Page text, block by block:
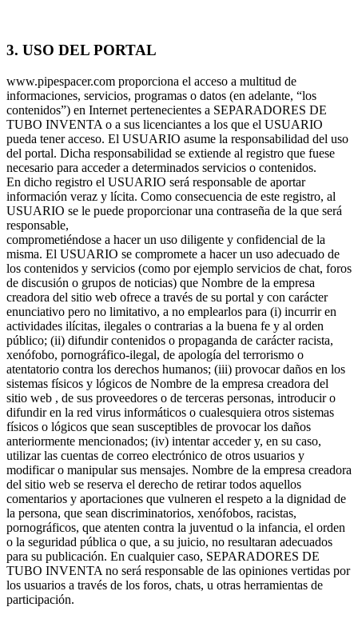
3. USO DEL PORTAL
www.pipespacer.com proporciona el acceso a multitud de
informaciones, servicios, programas o datos (en adelante, “los
contenidos”) en Internet pertenecientes a SEPARADORES DE
TUBO INVENTA o a sus licenciantes a los que el USUARIO
pueda tener acceso. El USUARIO asume la responsabilidad del uso
del portal. Dicha responsabilidad se extiende al registro que fuese
necesario para acceder a determinados servicios o contenidos.
En dicho registro el USUARIO será responsable de aportar
información veraz y lícita. Como consecuencia de este registro, al
USUARIO se le puede proporcionar una contraseña de la que será
responsable,
comprometiéndose a hacer un uso diligente y confidencial de la
misma. El USUARIO se compromete a hacer un uso adecuado de
los contenidos y servicios (como por ejemplo servicios de chat, foros
de discusión o grupos de noticias) que Nombre de la empresa
creadora del sitio web ofrece a través de su portal y con carácter
enunciativo pero no limitativo, a no emplearlos para (i) incurrir en
actividades ilícitas, ilegales o contrarias a la buena fe y al orden
público; (ii) difundir contenidos o propaganda de carácter racista,
xenófobo, pornográfico-ilegal, de apología del terrorismo o
atentatorio contra los derechos humanos; (iii) provocar daños en los
sistemas físicos y lógicos de Nombre de la empresa creadora del
sitio web , de sus proveedores o de terceras personas, introducir o
difundir en la red virus informáticos o cualesquiera otros sistemas
físicos o lógicos que sean susceptibles de provocar los daños
anteriormente mencionados; (iv) intentar acceder y, en su caso,
utilizar las cuentas de correo electrónico de otros usuarios y
modificar o manipular sus mensajes. Nombre de la empresa creadora
del sitio web se reserva el derecho de retirar todos aquellos
comentarios y aportaciones que vulneren el respeto a la dignidad de
la persona, que sean discriminatorios, xenófobos, racistas,
pornográficos, que atenten contra la juventud o la infancia, el orden
o la seguridad pública o que, a su juicio, no resultaran adecuados
para su publicación. En cualquier caso, SEPARADORES DE
TUBO INVENTA no será responsable de las opiniones vertidas por
los usuarios a través de los foros, chats, u otras herramientas de
participación.